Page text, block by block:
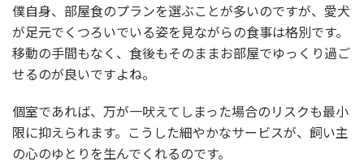
僕自身、部屋食のプランを選ぶことが多いのですが、愛犬
が足元でくつろいでいる姿を見ながらの食事は格別です。
移動の手間もなく、食後もそのままお部屋でゆっくり過ご
せるのが良いですよね。
個室であれば、万が一吠えてしまった場合のリスクも最小
限に抑えられます。こうした細やかなサービスが、飼い主
の心のゆとりを生んでくれるのです。